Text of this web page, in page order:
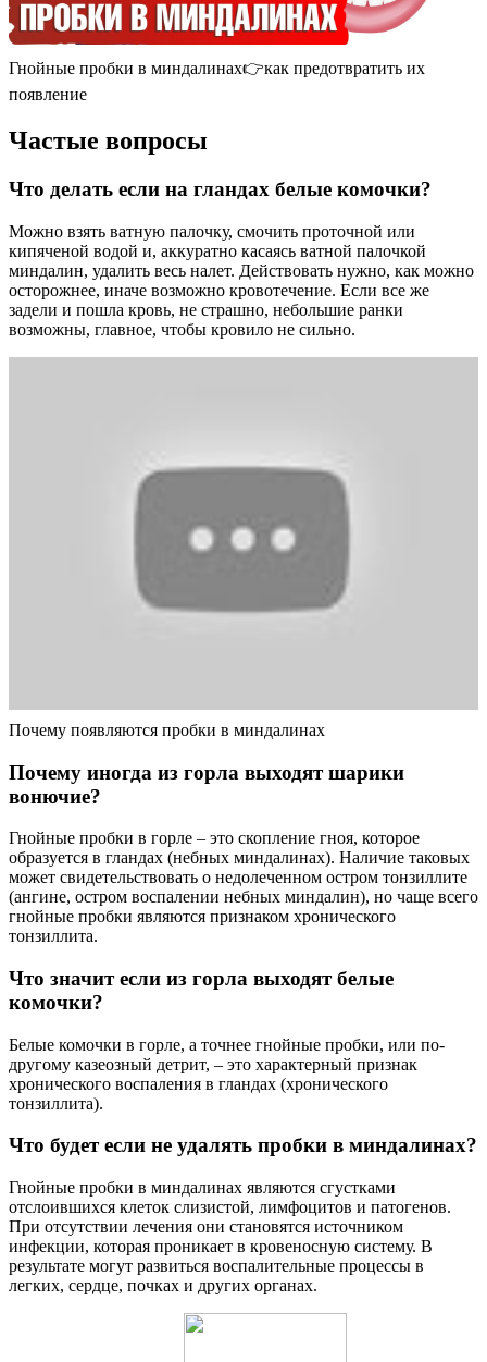
Гнойные пробки в миндалинах👉как предотвратить их
появление
Частые вопросы
Что делать если на гландах белые комочки?
Можно взять ватную палочку, смочить проточной или
кипяченой водой и, аккуратно касаясь ватной палочкой
миндалин, удалить весь налет. Действовать нужно, как можно
осторожнее, иначе возможно кровотечение. Если все же
задели и пошла кровь, не страшно, небольшие ранки
возможны, главное, чтобы кровило не сильно.
Почему появляются пробки в миндалинах
Почему иногда из горла выходят шарики
вонючие?
Гнойные пробки в горле – это скопление гноя, которое
образуется в гландах (небных миндалинах). Наличие таковых
может свидетельствовать о недолеченном остром тонзиллите
(ангине, остром воспалении небных миндалин), но чаще всего
гнойные пробки являются признаком хронического
тонзиллита.
Что значит если из горла выходят белые
комочки?
Белые комочки в горле, а точнее гнойные пробки, или по-
другому казеозный детрит, – это характерный признак
хронического воспаления в гландах (хронического
тонзиллита).
Что будет если не удалять пробки в миндалинах?
Гнойные пробки в миндалинах являются сгустками
отслоившихся клеток слизистой, лимфоцитов и патогенов.
При отсутствии лечения они становятся источником
инфекции, которая проникает в кровеносную систему. В
результате могут развиться воспалительные процессы в
легких, сердце, почках и других органах.